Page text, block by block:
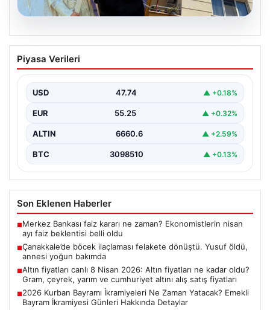
06.08.2026
Çanakkale’de böcek ilaçlaması felakete
dönüştü. Yusuf öldü, annesi yoğun
Piyasa Verileri
USD 47.74 ▲ +0.18%
EUR 55.25 ▲ +0.32%
ALTIN 6660.6 ▲ +2.59%
BTC 3098510 ▲ +0.13%
Son Eklenen Haberler
■Merkez Bankası faiz kararı ne zaman? Ekonomistlerin nisan
ayı faiz beklentisi belli oldu
■Çanakkale’de böcek ilaçlaması felakete dönüştü. Yusuf öldü,
annesi yoğun bakımda
■Altın fiyatları canlı 8 Nisan 2026: Altın fiyatları ne kadar oldu?
Gram, çeyrek, yarım ve cumhuriyet altını alış satış fiyatları
■2026 Kurban Bayramı İkramiyeleri Ne Zaman Yatacak? Emekli
Bayram İkramiyesi Günleri Hakkında Detaylar